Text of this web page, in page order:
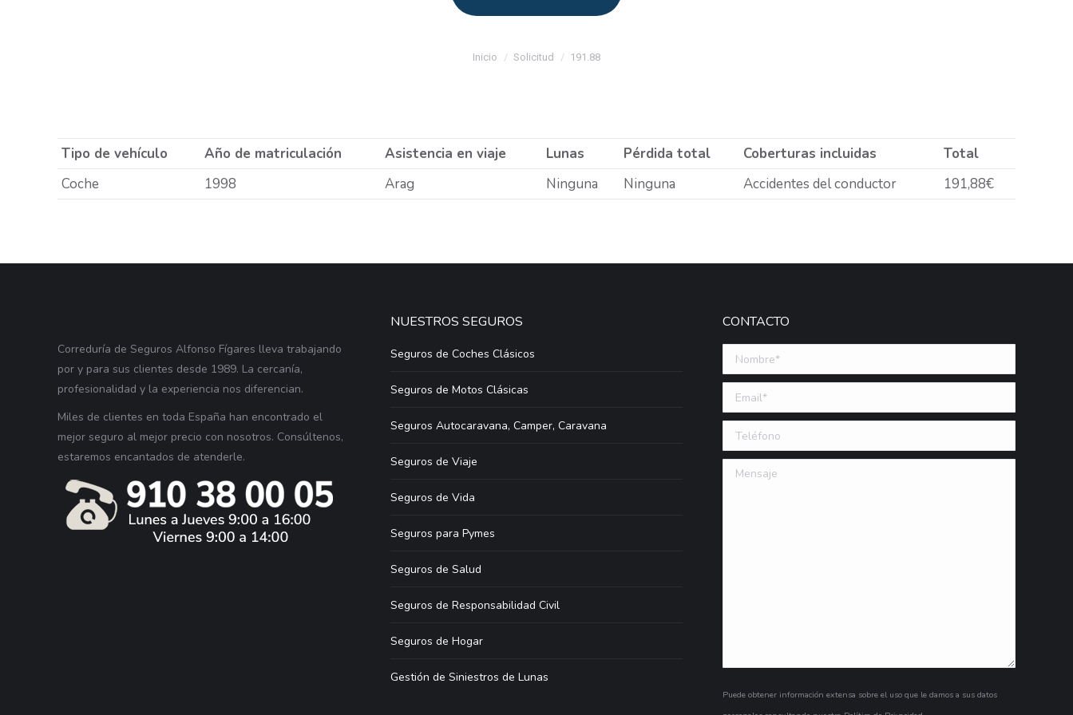
Estás aquí:
Inicio Solicitud 191.88
Tipo de vehículo Año de matriculación Asistencia en viaje Lunas Pérdida total Coberturas incluidas
Total
Coche
1998 Arag Ninguna Ninguna Accidentes del conductor 191,88€
Correduría de Seguros Alfonso Fígares lleva trabajando
por y para sus clientes desde 1989. La cercanía,
profesionalidad y la experiencia nos diferencian.
Miles de clientes en toda España han encontrado el
mejor seguro al mejor precio con nosotros. Consúltenos,
estaremos encantados de atenderle.
NUESTROS SEGUROS
Seguros de Coches Clásicos
Seguros de Motos Clásicas
Seguros Autocaravana, Camper, Caravana
Seguros de Viaje
Seguros de Vida
Seguros para Pymes
Seguros de Salud
Seguros de Responsabilidad Civil
Seguros de Hogar
Gestión de Siniestros de Lunas
CONTACTO
Nombre *
Email (requerido)
Teléfono
Mensaje
Puede obtener información extensa sobre el uso que le damos a sus datos